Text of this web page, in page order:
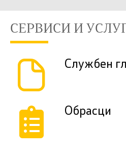
СЕРВИСИ И
Службен
Обрасци